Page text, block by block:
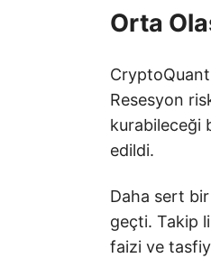
Orta
CryptoQuant
Resesyon
kurabileceği
edildi.
Daha sert
geçti. Takip
faizi ve